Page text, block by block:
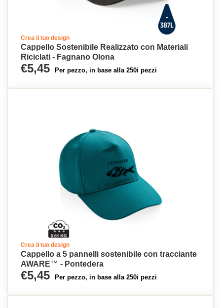
Crea il tuo design
Cappello Sostenibile Realizzato con Materiali
Riciclati - Fagnano Olona
€5,45 Per pezzo, in base alla 250i pezzi
Crea il tuo design
Cappello a 5 pannelli sostenibile con tracciante
AWARE™ - Pontedera
€5,45 Per pezzo, in base alla 250i pezzi